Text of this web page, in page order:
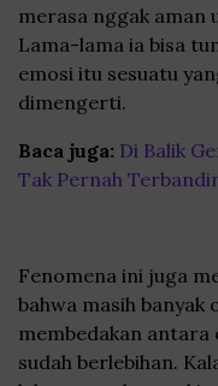
merasa nggak aman
Lama-lama ia bisa
emosi itu sesuatu
dimengerti.
Baca juga: Di Balik
Tak Pernah
Fenomena ini juga
bahwa masih banyak
membedakan antara
sudah berlebihan.